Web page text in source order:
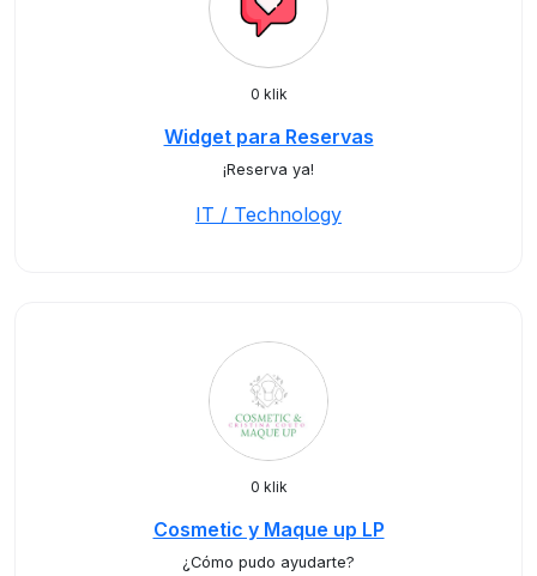
0 klik
Widget para Reservas
¡Reserva ya!
IT / Technology
0 klik
Cosmetic y Maque up LP
¿Cómo pudo ayudarte?